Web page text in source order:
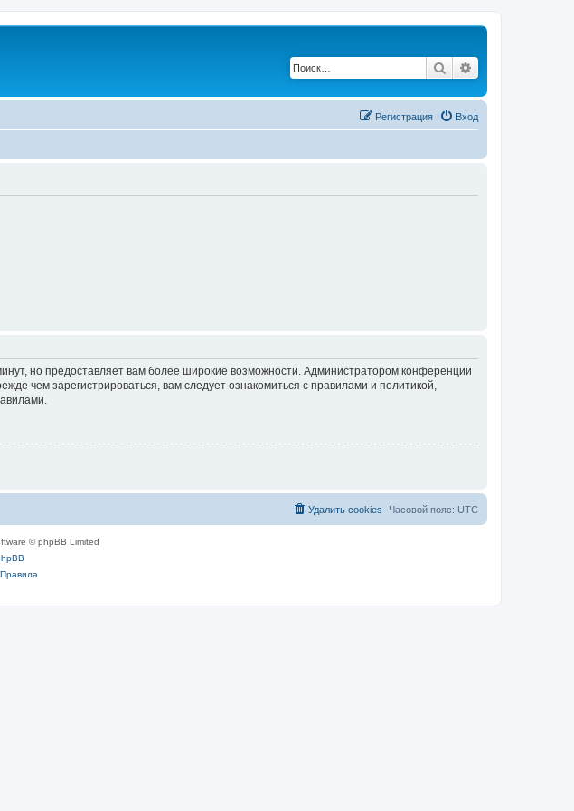
Поиск
Вход
Регистрация
но предоставляет вам более широкие возможности. Администратором конференции
чем зарегистрироваться, вам следует ознакомиться с правилами и политикой,
Часовой пояс: UTC
Удалить cookies
© phpBB Limited
Правила